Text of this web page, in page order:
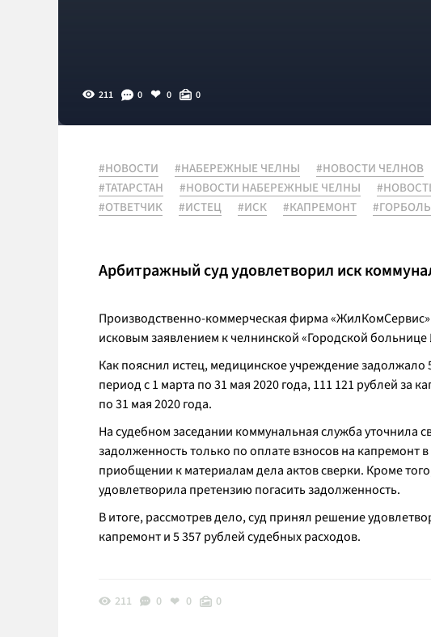
211 0 0 0
#НОВОСТИ #НАБЕРЕЖНЫЕ ЧЕЛНЫ #НОВОСТИ ЧЕЛНОВ
#ТАТАРСТАН
#НОВОСТИ НАБЕРЕЖНЫЕ ЧЕЛНЫ
#ОТВЕТЧИК
#ИСТЕЦ #ИСК #КАПРЕМОНТ
Арбитражный суд удовлетворил иск
Производственно-коммерческая фирма
исковым заявлением к челнинской «Городской
Как пояснил истец, медицинское учреждение
период с 1 марта по 31 мая 2020 года, 111 121 рублей за
по 31 мая 2020 года.
На судебном заседании коммунальная служба уточнила
задолженность только по оплате взносов на капремонт
приобщении к материалам дела актов сверки. Кроме
удовлетворила претензию погасить задолженность.
В итоге, рассмотрев дело, суд принял решение
капремонт и 5 357 рублей судебных расходов.
211 0 0 0